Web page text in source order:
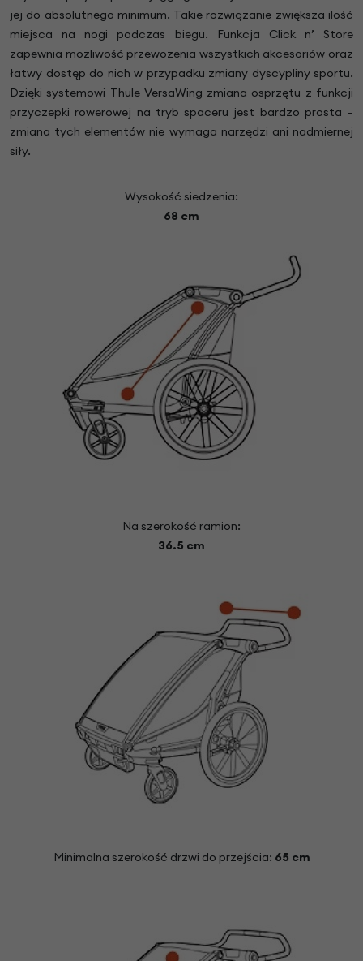
jej do absolutnego minimum. Takie rozwiązanie zwiększa ilość
miejsca na nogi podczas biegu. Funkcja Click n’ Store
zapewnia możliwość przewożenia wszystkich akcesoriów oraz
łatwy dostęp do nich w przypadku zmiany dyscypliny sportu.
Dzięki systemowi Thule VersaWing zmiana osprzętu z funkcji
przyczepki rowerowej na tryb spaceru jest bardzo prosta –
zmiana tych elementów nie wymaga narzędzi ani nadmiernej
siły.
Wysokość siedzenia:
68 cm
Na szerokość ramion:
36.5 cm
Minimalna szerokość drzwi do przejścia: 65 cm